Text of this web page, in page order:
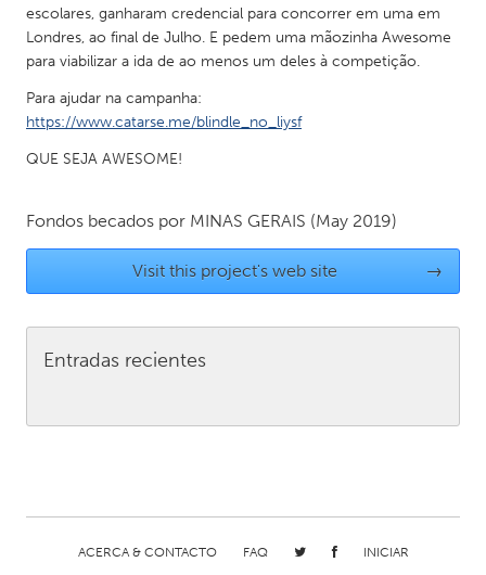
Utrecht
QATAR
Qatar
Singapore
Detroit, MI
Durham, NC
escolares, ganharam credencial para concorrer em uma em
Londres, ao final de Julho. E pedem uma mãozinha Awesome
para viabilizar a ida de ao menos um deles à competição.
Para ajudar na campanha:
https://www.catarse.me/blindle_no_liysf
QUE SEJA AWESOME!
Fondos becados por MINAS GERAIS (May 2019)
Visit this project's web site →
Entradas recientes
ACERCA & CONTACTO FAQ INICIAR